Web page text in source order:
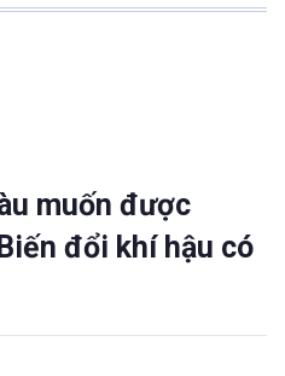
muốn được
đổi khí hậu có